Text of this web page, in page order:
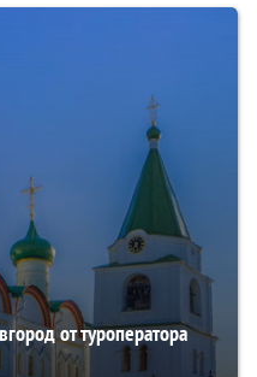
от туроператора